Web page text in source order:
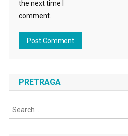
the next time I
comment.
PRETRAGA